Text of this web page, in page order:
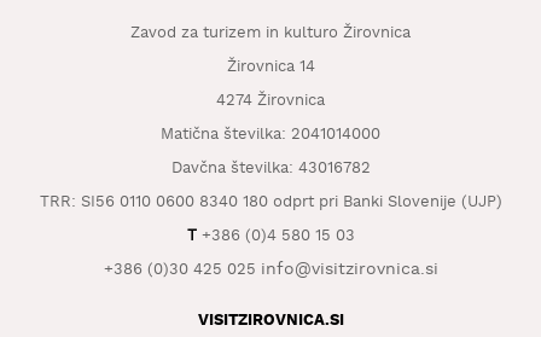
Zavod za turizem in kulturo Žirovnica
Žirovnica 14
4274 Žirovnica
Matična številka: 2041014000
Davčna številka: 43016782
TRR: SI56 0110 0600 8340 180 odprt pri Banki Slovenije (UJP)
T+386 (0)4 580 15 03
+386 (0)30 425 025 info@visitzirovnica.si
VISITZIROVNICA.SI